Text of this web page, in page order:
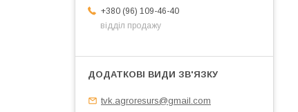
+380 (96) 109-46-40
відділ продажу
tvk.agroresurs@gmail.com